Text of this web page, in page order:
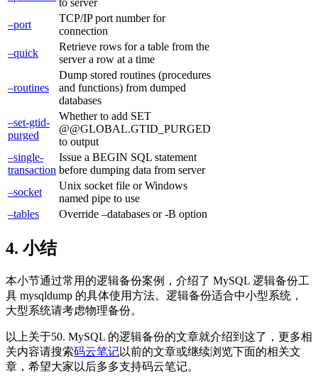
to server
–port
TCP/IP port number for
connection
–quick
Retrieve rows for a table from the
server a row at a time
–routines
Dump stored routines (procedures
and functions) from dumped
databases
–set-gtid-
purged
Whether to add SET
@@GLOBAL.GTID_PURGED
to output
–single-
transaction
Issue a BEGIN SQL statement
before dumping data from server
–socket
Unix socket file or Windows
named pipe to use
–tables
Override –databases or -B option
4. 小结
本小节通过常用的逻辑备份案例，介绍了 MySQL 逻辑备份工
具 mysqldump 的具体使用方法。逻辑备份适合中小型系统，
大型系统请考虑物理备份。
以上关于50. MySQL 的逻辑备份的文章就介绍到这了，更多相
关内容请搜索码云笔记以前的文章或继续浏览下面的相关文
章，希望大家以后多多支持码云笔记。